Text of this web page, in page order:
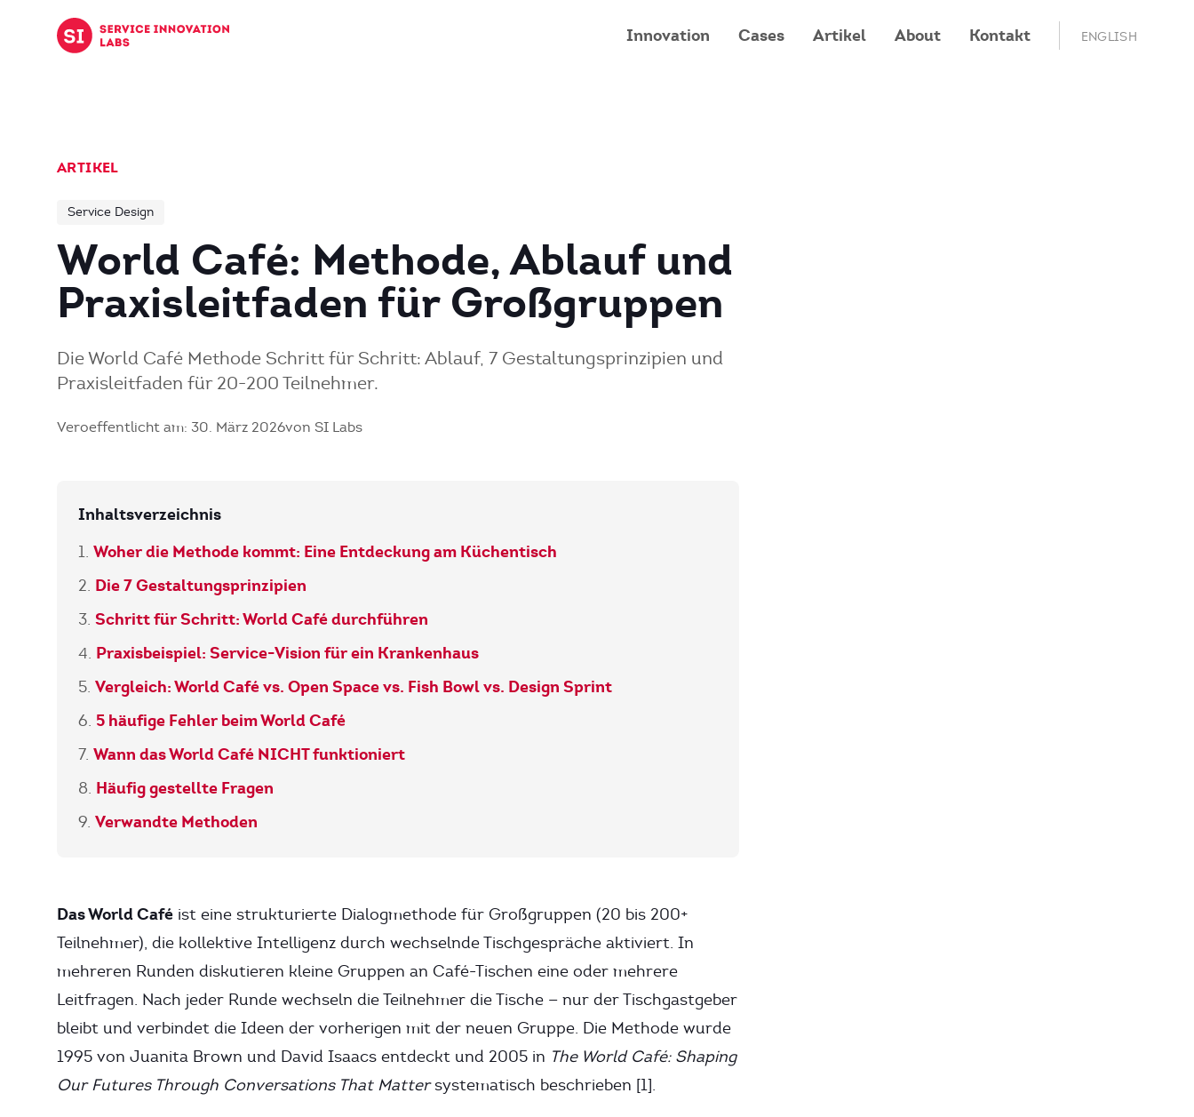
Zum Inhalt springen
Innovation Cases Artikel About Kontakt ENGLISH
ARTIKEL
Service Design
World Café: Methode, Ablauf und
Praxisleitfaden für Großgruppen
Die World Café Methode Schritt für Schritt: Ablauf, 7 Gestaltungsprinzipien und
Praxisleitfaden für 20-200 Teilnehmer.
Veroeffentlicht am: 30. März 2026von SI Labs
Inhaltsverzeichnis
Woher die Methode kommt: Eine Entdeckung am Küchentisch
Die 7 Gestaltungsprinzipien
Schritt für Schritt: World Café durchführen
Praxisbeispiel: Service-Vision für ein Krankenhaus
Vergleich: World Café vs. Open Space vs. Fish Bowl vs. Design Sprint
5 häufige Fehler beim World Café
Wann das World Café NICHT funktioniert
Häufig gestellte Fragen
Verwandte Methoden
Das World Café ist eine strukturierte Dialogmethode für Großgruppen (20 bis 200+
Teilnehmer), die kollektive Intelligenz durch wechselnde Tischgespräche aktiviert. In
mehreren Runden diskutieren kleine Gruppen an Café-Tischen eine oder mehrere
Leitfragen. Nach jeder Runde wechseln die Teilnehmer die Tische — nur der Tischgastgeber
bleibt und verbindet die Ideen der vorherigen mit der neuen Gruppe. Die Methode wurde
1995 von Juanita Brown und David Isaacs entdeckt und 2005 in The World Café: Shaping
Our Futures Through Conversations That Mattersystematisch beschrieben [1].